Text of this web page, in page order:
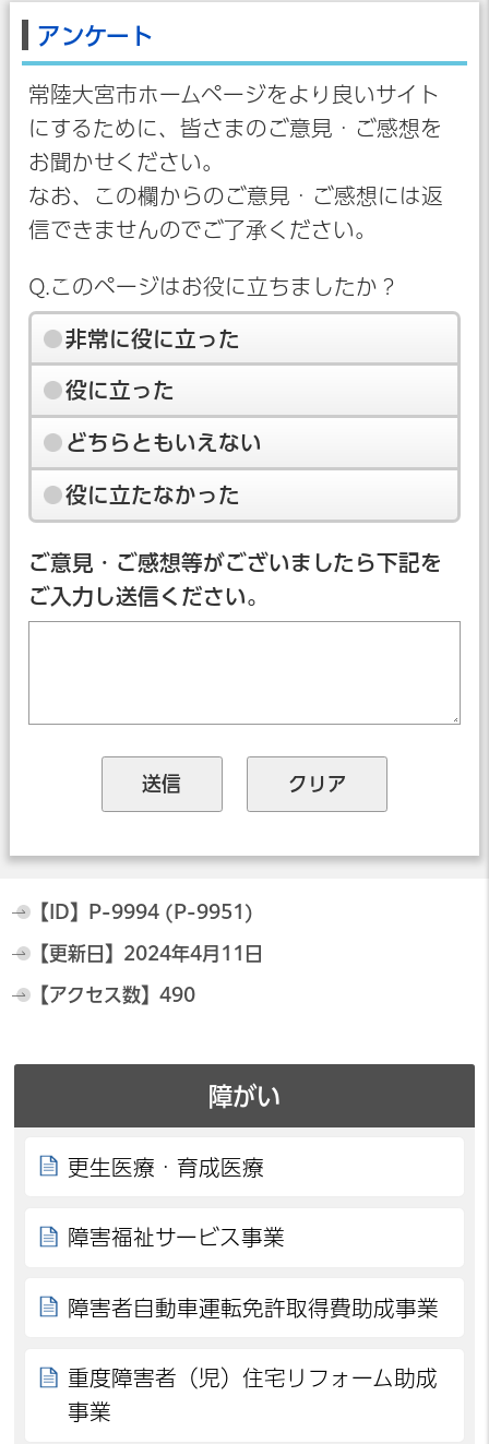
アンケート
常陸大宮市ホームページをより良いサイト
にするために、皆さまのご意見・ご感想を
お聞かせください。
なお、この欄からのご意見・ご感想には返
信できませんのでご了承ください。
Q.このページはお役に立ちましたか？
非常に役に立った
役に立った
どちらともいえない
役に立たなかった
ご意見・ご感想等がございましたら下記を
ご入力し送信ください。
【ID】 P-9994 (P-9951)
【更新日】 2024年4月11日
【アクセス数】 490
障がい
更生医療・育成医療
障害福祉サービス事業
障害者自動車運転免許取得費助成事業
重度障害者（児）住宅リフォーム助成
事業